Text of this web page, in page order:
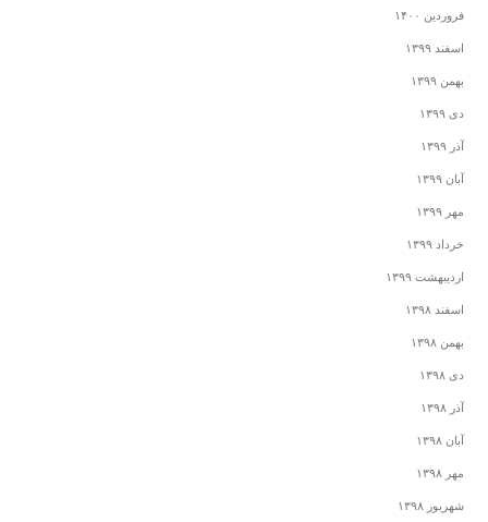
فروردین ۱۴۰۰
اسفند ۱۳۹۹
بهمن ۱۳۹۹
دی ۱۳۹۹
آذر ۱۳۹۹
آبان ۱۳۹۹
مهر ۱۳۹۹
خرداد ۱۳۹۹
اردیبهشت ۱۳۹۹
اسفند ۱۳۹۸
بهمن ۱۳۹۸
دی ۱۳۹۸
آذر ۱۳۹۸
آبان ۱۳۹۸
مهر ۱۳۹۸
شهریور ۱۳۹۸